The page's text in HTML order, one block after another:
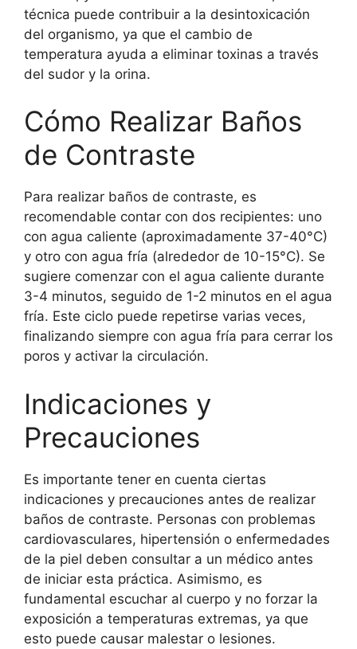
técnica puede contribuir a la desintoxicación
del organismo, ya que el cambio de
temperatura ayuda a eliminar toxinas a través
del sudor y la orina.
Cómo Realizar Baños
de Contraste
Para realizar baños de contraste, es
recomendable contar con dos recipientes: uno
con agua caliente (aproximadamente 37-40°C)
y otro con agua fría (alrededor de 10-15°C). Se
sugiere comenzar con el agua caliente durante
3-4 minutos, seguido de 1-2 minutos en el agua
fría. Este ciclo puede repetirse varias veces,
finalizando siempre con agua fría para cerrar los
poros y activar la circulación.
Indicaciones y
Precauciones
Es importante tener en cuenta ciertas
indicaciones y precauciones antes de realizar
baños de contraste. Personas con problemas
cardiovasculares, hipertensión o enfermedades
de la piel deben consultar a un médico antes
de iniciar esta práctica. Asimismo, es
fundamental escuchar al cuerpo y no forzar la
exposición a temperaturas extremas, ya que
esto puede causar malestar o lesiones.